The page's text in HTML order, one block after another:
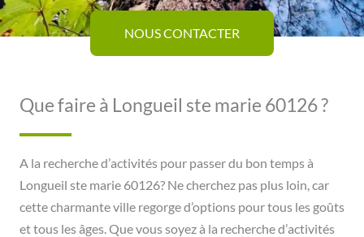
NOUS CONTACTER
Que faire à Longueil ste marie 60126 ?
A la recherche d’activités pour passer du bon temps à
Longueil ste marie 60126? Ne cherchez pas plus loin, car
cette charmante ville regorge d’options pour tous les goûts
et tous les âges. Que vous soyez à la recherche d’activités